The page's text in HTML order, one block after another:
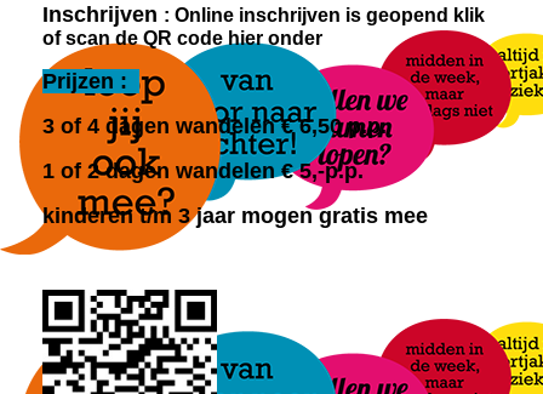
Inschrijven : Online inschrijven is geopend klik
of scan de QR code hier onder
Prijzen :
3 of 4 dagen wandelen € 6,50 p.p.
1 of 2 dagen wandelen€ 5,-p.p.
kinderen t/m 3 jaar mogen gratis mee